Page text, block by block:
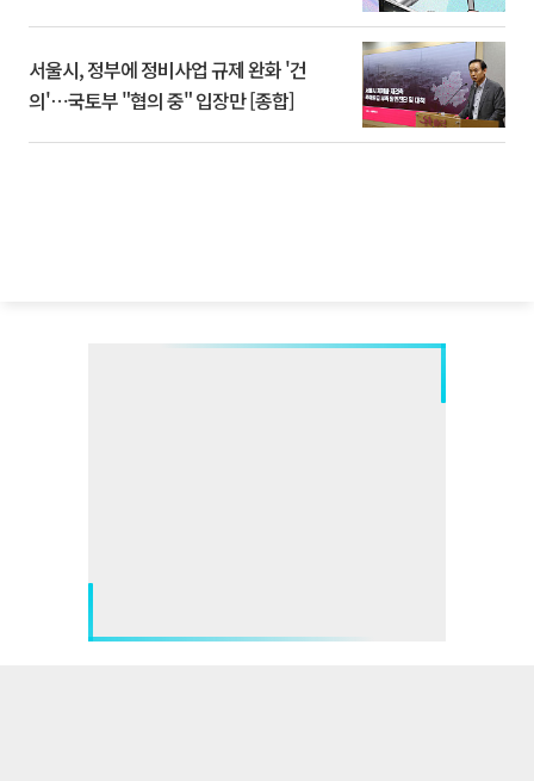
서울시, 정부에 정비사업 규제 완화 '건
의'⋯국토부 "협의 중" 입장만 [종합]